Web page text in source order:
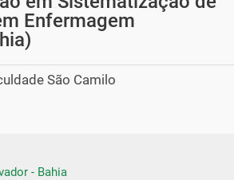
Enfermagem
São Camilo
- Bahia